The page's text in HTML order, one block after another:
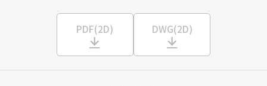
PDF(2D) DWG(2D)